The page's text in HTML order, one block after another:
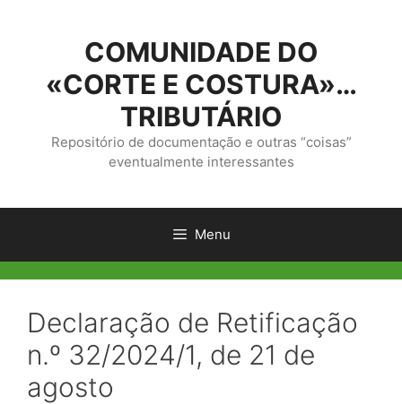
conteúdo
COMUNIDADE DO
«CORTE E COSTURA»…
TRIBUTÁRIO
Repositório de documentação e outras “coisas”
eventualmente interessantes
Menu
Declaração de Retificação
n.º 32/2024/1, de 21 de
agosto